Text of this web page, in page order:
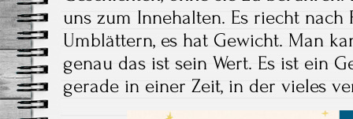
uns zum Innehalten. Es riecht nach
Umblättern, es hat Gewicht. Man
genau das ist sein Wert. Es ist ein
gerade in einer Zeit, in der vieles